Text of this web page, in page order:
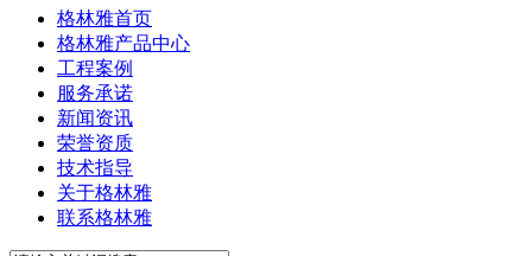
格林雅首页
格林雅产品中心
工程案例
服务承诺
新闻资讯
荣誉资质
技术指导
关于格林雅
联系格林雅